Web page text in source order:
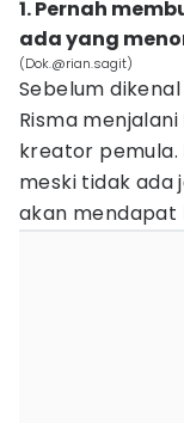
1. Pernah
ada yang
(Dok.@rian.sagit)
Sebelum
Risma
kreator
meski tidak ada
akan mendapat